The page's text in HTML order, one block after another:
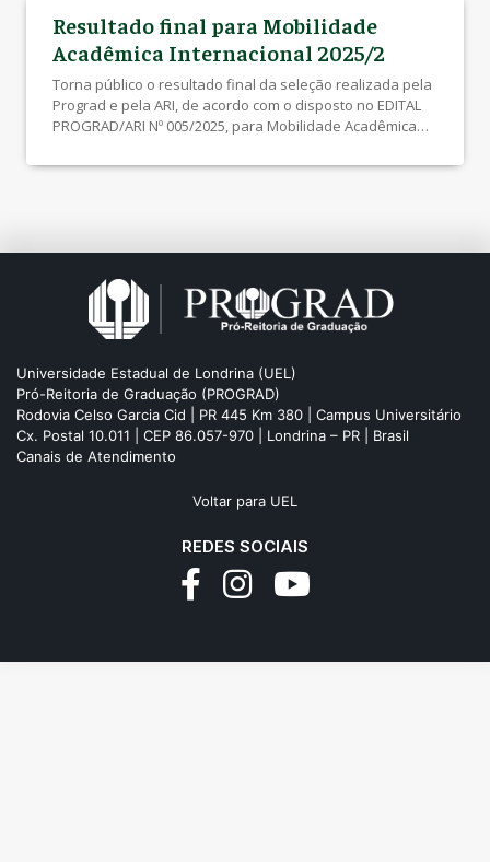
Resultado final para Mobilidade
Acadêmica Internacional 2025/2
Torna público o resultado final da seleção realizada pela
Prograd e pela ARI, de acordo com o disposto no EDITAL
PROGRAD/ARI Nº 005/2025, para Mobilidade Acadêmica
07/2025): acesse aqui
Universidade Estadual de Londrina (UEL)
Pró-Reitoria de Graduação (PROGRAD)
Rodovia Celso Garcia Cid | PR 445 Km 380 | Campus Universitário
Cx. Postal 10.011 | CEP 86.057-970 | Londrina – PR | Brasil
Canais de Atendimento
Voltar para UEL
REDES SOCIAIS